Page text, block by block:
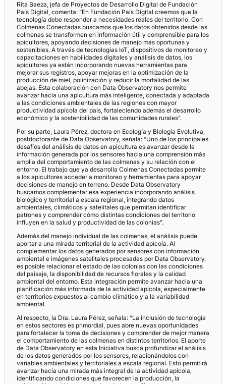
Rita Baeza, jefa de Proyectos de Desarrollo Digital de Fundación
País Digital, comenta: “En Fundación País Digital creemos que la
tecnología debe responder a necesidades reales del territorio. Con
Colmenas Conectadas buscamos que los datos obtenidos desde las
colmenas se transformen en información útil y comprensible para los
apicultores, apoyando decisiones de manejo más oportunas y
sostenibles. A través de tecnologías IoT, dispositivos de monitoreo y
capacitaciones en habilidades digitales y análisis de datos, los
apicultores ya están incorporando nuevas herramientas para
mejorar sus registros, apoyar mejoras en la optimización de la
producción de miel, polinización y reducir la mortalidad de las
abejas. Esta colaboración con Data Observatory nos permite
avanzar hacia una apicultura más inteligente, conectada y adaptada
a las condiciones ambientales de las regiones con mayor
productividad apícola del país, fortaleciendo además el desarrollo
económico y la sostenibilidad de las comunidades rurales”.
Por su parte, Laura Pérez, doctora en Ecología y Biología Evolutiva,
postdoctorante de Data Observatory, señala: “Uno de los principales
desafíos del análisis de datos en apicultura es avanzar desde la
información generada por los sensores hacia una comprensión más
amplia del comportamiento de las colmenas y su relación con el
entorno. El trabajo que ya desarrolla Colmenas Conectadas permite
a los apicultores acceder a monitoreo y herramientas para apoyar
decisiones de manejo en terreno. Desde Data Observatory
buscamos complementar esa experiencia incorporando análisis
biológico y territorial a escala regional, integrando datos
ambientales, climáticos y satelitales que permitan identificar
patrones y comprender cómo distintas condiciones del territorio
influyen en la salud y productividad de las colonias”.
Además del manejo individual de las colmenas, el análisis puede
aportar a una mirada territorial de la actividad apícola. Al
complementar los datos generados por sensores con información
ambiental e imágenes satelitales procesadas por Data Observatory,
es posible relacionar el estado de las colonias con las condiciones
del paisaje, la disponibilidad de recursos florales y la calidad
ambiental del entorno. Esta integración permite avanzar hacia una
planificación más informada de la actividad apícola, especialmente
en territorios expuestos al cambio climático y a la variabilidad
ambiental.
Al respecto, la Dra. Laura Pérez, señala: “La inclusión de tecnología
en estos sectores es primordial, pues abre nuevas oportunidades
para fortalecer la toma de decisiones y comprender de mejor manera
el comportamiento de las colmenas en distintos territorios. El aporte
de Data Observatory en esta Iniciativa busca profundizar el análisis
de los datos generados por los sensores, relacionándolos con
variables ambientales y territoriales a escala regional. Esto permitirá
avanzar hacia una mirada más integral de la actividad apícola,
identificando condiciones que favorecen la producción, la